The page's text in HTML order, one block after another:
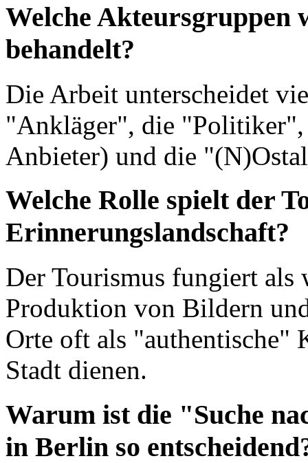
Welche Akteursgruppen
behandelt?
Die Arbeit unterscheidet
"Ankläger", die
Anbieter) und die
Welche Rolle spielt der
Erinnerungslandschaft?
Der Tourismus fungiert als
Produktion von Bildern
Orte oft als "authentische"
Stadt dienen.
Warum ist die "Suche
in Berlin so